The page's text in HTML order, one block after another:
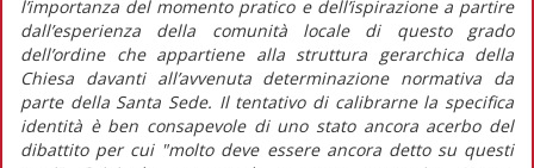
l’importanza del momento pratico e dell’ispirazione a partire
dall’esperienza della comunità locale di questo grado
dell’ordine che appartiene alla struttura gerarchica della
Chiesa davanti all’avvenuta determinazione normativa da
parte della Santa Sede. Il tentativo di calibrarne la specifica
identità è ben consapevole di uno stato ancora acerbo del
dibattito per cui "molto deve essere ancora detto su questi